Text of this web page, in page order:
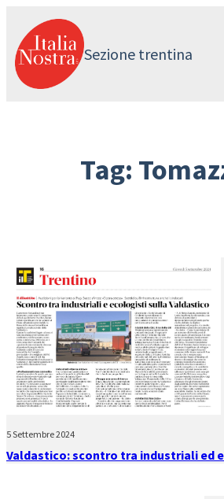
contenuto
Sezione trentina
Tag:
5 Settembre 2024
Valdastico: scontro tra industriali ed